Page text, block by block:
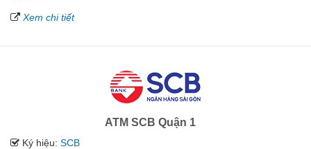
Xem chi tiết
ATM SCB Quận 1
Ký hiệu: SCB